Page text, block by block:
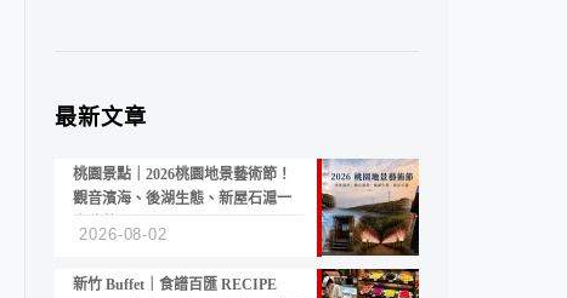
最新文章
桃園景點｜2026桃園地景藝術節！
觀音濱海、後湖生態、新屋石滬一
2026-08-02
新竹 Buffet｜食譜百匯 RECIPE